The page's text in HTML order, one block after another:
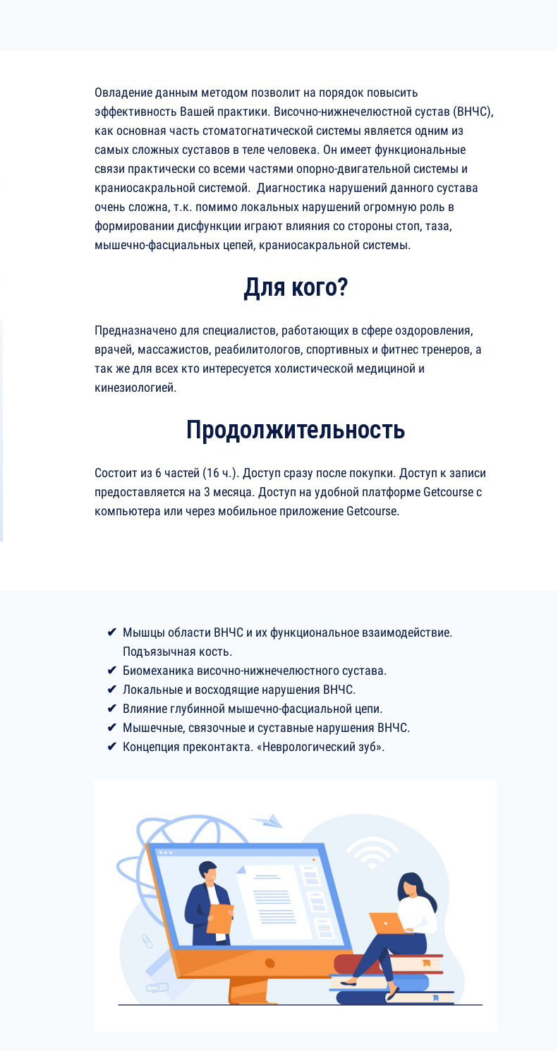
Овладение данным методом позволит на порядок повысить
эффективность Вашей практики. Височно-нижнечелюстной сустав (ВНЧС),
как основная часть стоматогнатической системы является одним из
самых сложных суставов в теле человека. Он имеет функциональные
связи практически со всеми частями опорно-двигательной системы и
краниосакральной системой. Диагностика нарушений данного сустава
очень сложна, т.к. помимо локальных нарушений огромную роль в
формировании дисфункции играют влияния со стороны стоп, таза,
мышечно-фасциальных цепей, краниосакральной системы.
Для кого?
Предназначено для специалистов, работающих в сфере оздоровления,
врачей, массажистов, реабилитологов, спортивных и фитнес тренеров, а
так же для всех кто интересуется холистической медициной и
кинезиологией.
Продолжительность
Состоит из 6 частей (16 ч.). Доступ сразу после покупки. Доступ к записи
предоставляется на 3 месяца. Доступ на удобной платформе Getcourse с
компьютера или через мобильное приложение Getcourse.
Мышцы области ВНЧС и их функциональное взаимодействие.
Подъязычная кость.
Биомеханика височно-нижнечелюстного сустава.
Локальные и восходящие нарушения ВНЧС.
Влияние глубинной мышечно-фасциальной цепи.
Мышечные, связочные и суставные нарушения ВНЧС.
Концепция преконтакта. «Неврологический зуб».